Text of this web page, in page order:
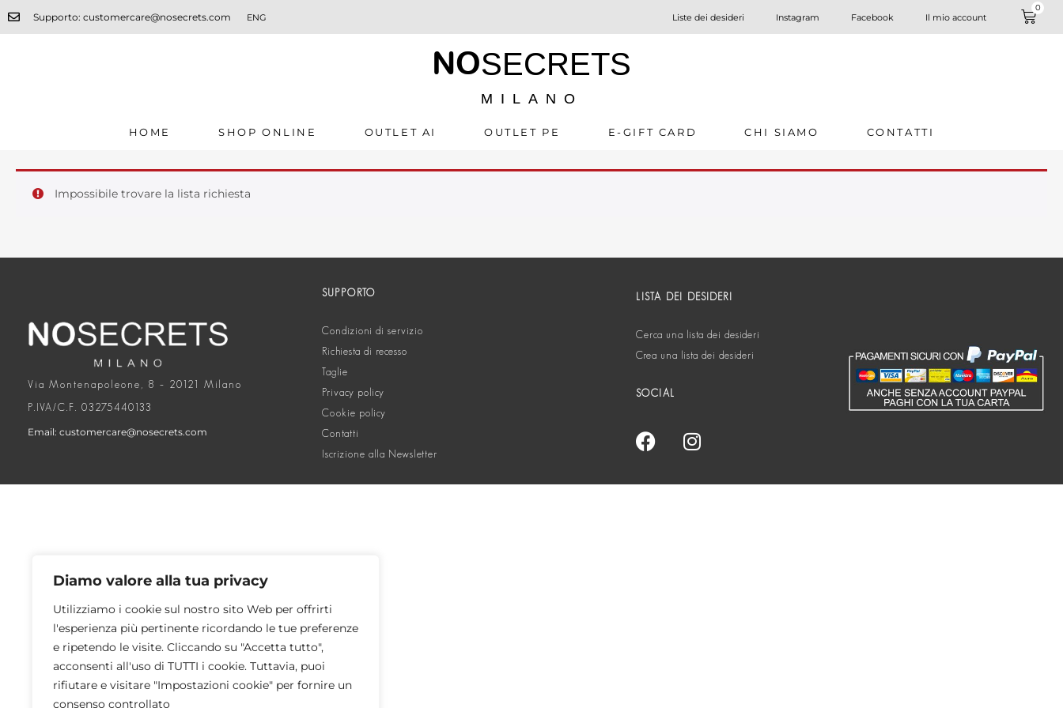
Diamo valore alla tua privacy
Utilizziamo i cookie sul nostro sito Web per offrirti
l'esperienza più pertinente ricordando le tue preferenze
e ripetendo le visite. Cliccando su "Accetta tutto",
acconsenti all'uso di TUTTI i cookie. Tuttavia, puoi
rifiutare e visitare "Impostazioni cookie" per fornire un
consenso controllato
Supporto: customercare@nosecrets.com ENG Liste dei desideri Instagram Facebook Il mio account
0
NOSECRETS
MILANO
HOME SHOP ONLINE OUTLET AI OUTLET PE E-GIFT CARD CHI SIAMO CONTATTI
Impossibile trovare la lista richiesta
Via Montenapoleone, 8 – 20121 Milano
P.IVA/C.F. 03275440133
Email: customercare@nosecrets.com
SUPPORTO
Condizioni di servizio
Richiesta di recesso
Taglie
Privacy policy
Cookie policy
Contatti
Iscrizione alla Newsletter
LISTA DEI DESIDERI
Cerca una lista dei desideri
Crea una lista dei desideri
SOCIAL